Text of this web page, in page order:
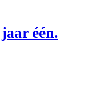
één.